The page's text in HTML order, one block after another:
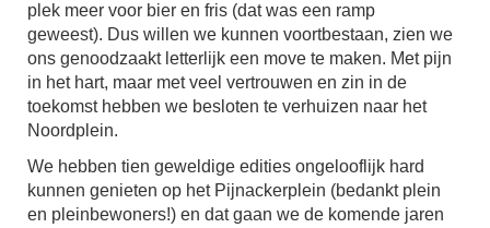
plek meer voor bier en fris (dat was een ramp
geweest). Dus willen we kunnen voortbestaan, zien we
ons genoodzaakt letterlijk een move te maken. Met pijn
in het hart, maar met veel vertrouwen en zin in de
toekomst hebben we besloten te verhuizen naar het
Noordplein.
We hebben tien geweldige edities ongelooflijk hard
kunnen genieten op het Pijnackerplein (bedankt plein
en pleinbewoners!) en dat gaan we de komende jaren